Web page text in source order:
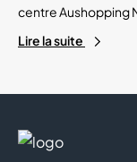
centre Aushopping
Lire la suite